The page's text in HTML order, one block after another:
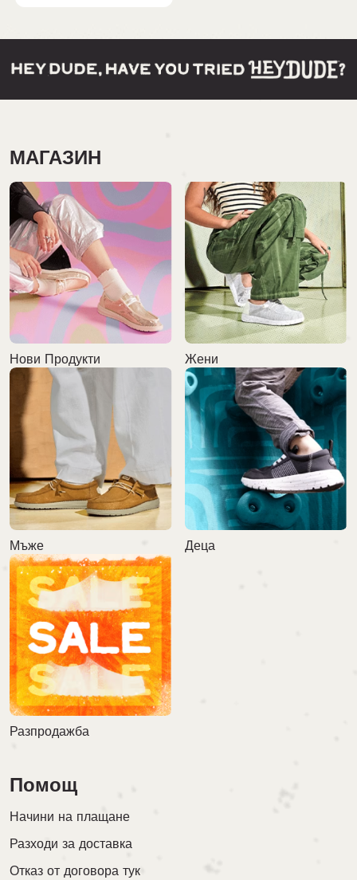
МАГАЗИН
Нови Продукти Жени
Мъже Деца
Разпродажба
Помощ
Начини на плащане
Разходи за доставка
Отказ от договора тук